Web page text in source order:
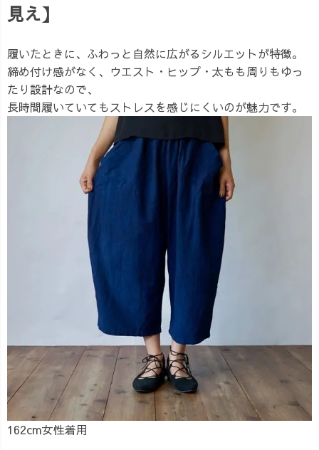
見え】
履いたときに、ふわっと自然に広がるシルエットが特徴。
締め付け感がなく、ウエスト・ヒップ・太もも周りもゆっ
たり設計なので、
長時間履いていてもストレスを感じにくいのが魅力です。
162cm女性着用